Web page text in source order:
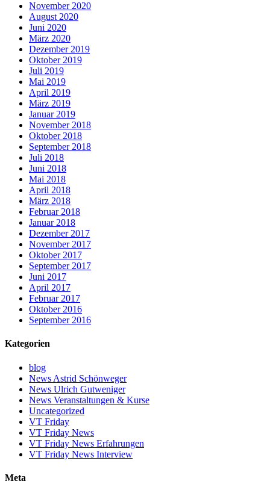
November 2020
August 2020
Juni 2020
März 2020
Dezember 2019
Oktober 2019
Juli 2019
Mai 2019
April 2019
März 2019
Januar 2019
November 2018
Oktober 2018
September 2018
Juli 2018
Juni 2018
Mai 2018
April 2018
März 2018
Februar 2018
Januar 2018
Dezember 2017
November 2017
Oktober 2017
September 2017
Juni 2017
April 2017
Februar 2017
Oktober 2016
September 2016
Kategorien
blog
News Astrid Schönweger
News Ulrich Gutweniger
News Veranstaltungen & Kurse
Uncategorized
VT Friday
VT Friday News
VT Friday News Erfahrungen
VT Friday News Interview
Meta